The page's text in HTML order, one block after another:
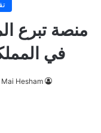
منصة تبرع
في
Mai Hesham